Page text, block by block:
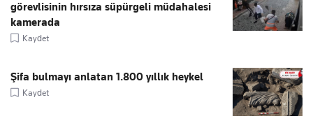
görevlisinin hırsıza süpürgeli müdahalesi
kamerada
Kaydet
Şifa bulmayı anlatan 1.800 yıllık heykel
Kaydet